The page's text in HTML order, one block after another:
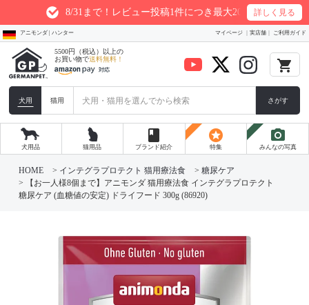
8/31まで！レビュー投稿1件につき最大200ptプレゼント
詳しく見る
アニモンダ | ハンター マイページ 実店舗 ご利用ガイド
5500円（税込）以上の
お買い物で送料無料！ local_grocery_store
犬用 猫用 さがす
犬用品 猫用品
book
ブランド紹介
stars
特集
photo_camera
みんなの写真
HOME インテグラプロテクト 猫用療法食
糖尿ケア
【お一人様8個まで】アニモンダ 猫用療法食 インテグラプロテクト
糖尿ケア (血糖値の安定) ドライフード 300g (86920)